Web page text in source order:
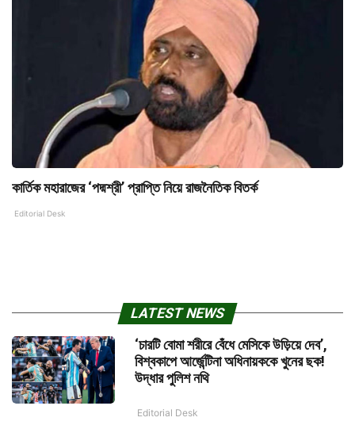
কার্তিক মহারাজের ‘পদ্মশ্রী’ প্রাপ্তি নিয়ে রাজনৈতিক বিতর্ক
Editorial Desk
LATEST NEWS
‘চারটি বোমা শরীরে বেঁধে মেসিকে উড়িয়ে দেব’,
বিশ্বকাপে আর্জেন্টিনা অধিনায়ককে খুনের ছক!
উদ্ধার পুলিশ নথি
Editorial Desk